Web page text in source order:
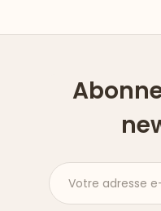
Votre adresse